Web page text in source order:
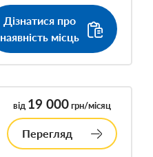
Дізнатися про
наявність місць
від 19 000грн/місяц
Перегляд